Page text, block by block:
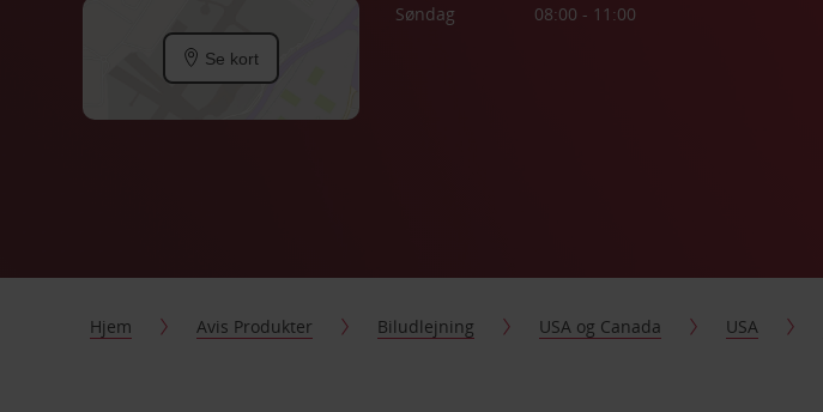
Se kort
Søndag
08:00 - 11:00
Hjem Avis Produkter Biludlejning USA og Canada USA